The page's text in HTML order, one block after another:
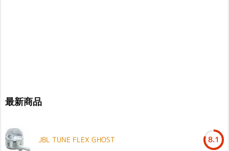
最新商品
JBL TUNE FLEX GHOST 8.1